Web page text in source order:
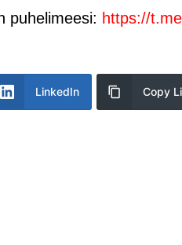
puhelimeesi: https://
LinkedIn Copy